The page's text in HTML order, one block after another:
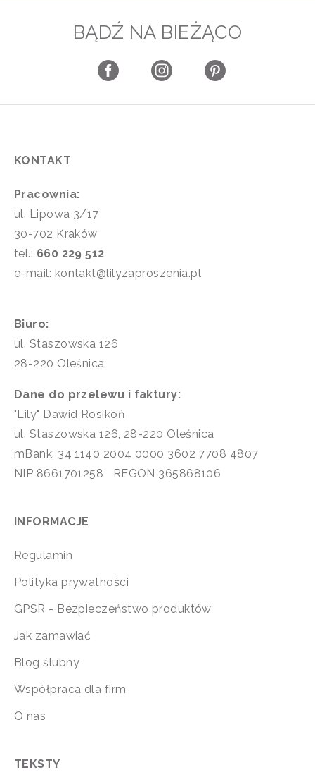
BĄDŹ NA BIEŻĄCO
KONTAKT
Pracownia:
ul. Lipowa 3/17
30-702 Kraków
tel.: 660 229 512
e-mail: kontakt@lilyzaproszenia.pl
Biuro:
ul. Staszowska 126
28-220 Oleśnica
Dane do przelewu i faktury:
"Lily" Dawid Rosikoń
ul. Staszowska 126, 28-220 Oleśnica
mBank: 34 1140 2004 0000 3602 7708 4807
NIP 8661701258 REGON 365868106
INFORMACJE
Regulamin
Polityka prywatności
GPSR - Bezpieczeństwo produktów
Jak zamawiać
Blog ślubny
Współpraca dla firm
O nas
TEKSTY